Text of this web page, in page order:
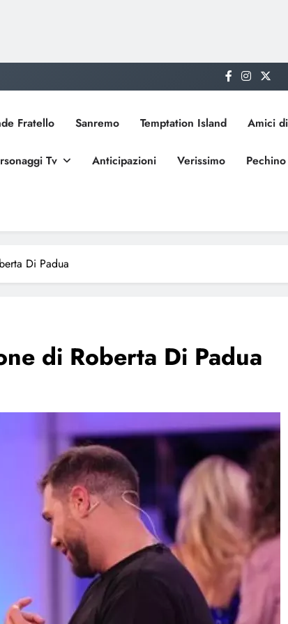
Fratello Sanremo Temptation Island Amici
Tv Anticipazioni Verissimo
Di Padua
di Roberta Di Padua